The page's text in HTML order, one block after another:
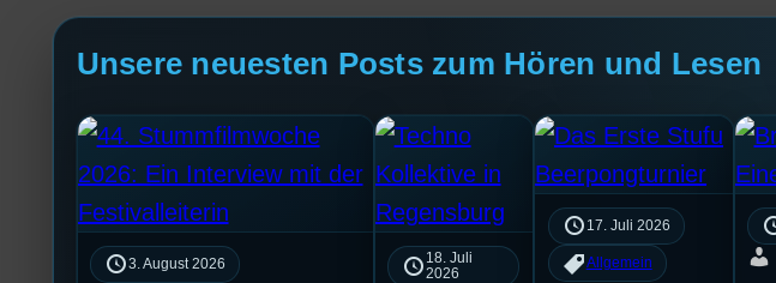
Unsere neuesten Posts zum Hören und Lesen
3. August 2026
18. Juli
2026
17. Juli 2026
Allgemein